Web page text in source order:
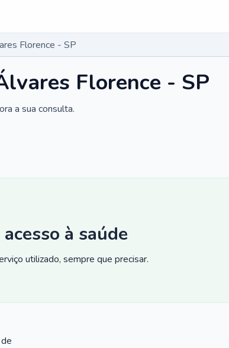
Florence - SP
Florence - SP
a sua consulta.
à saúde
utilizado, sempre que precisar.